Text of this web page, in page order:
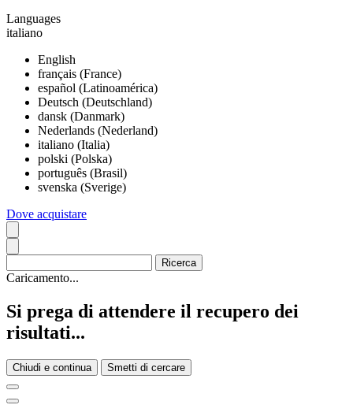
Languages
italiano
English
français (France)
español (Latinoamérica)
Deutsch (Deutschland)
dansk (Danmark)
Nederlands (Nederland)
italiano (Italia)
polski (Polska)
português (Brasil)
svenska (Sverige)
Dove acquistare
Caricamento...
Si prega di attendere il recupero dei
risultati...
Chiudi e continua Smetti di cercare